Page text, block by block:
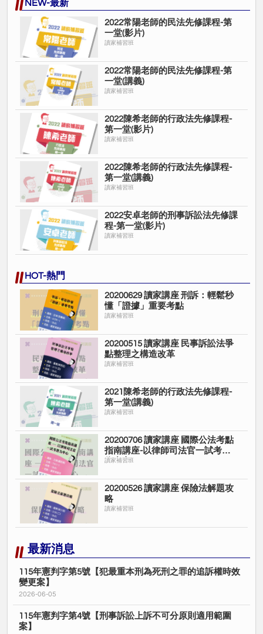
NEW-最新
2022常陽老師的民法先修課程-第
一堂(影片)
讀家補習班
2022常陽老師的民法先修課程-第
一堂(講義)
讀家補習班
2022陳希老師的行政法先修課程-
第一堂(影片)
讀家補習班
2022陳希老師的行政法先修課程-
第一堂(講義)
讀家補習班
2022安卓老師的刑事訴訟法先修課
程-第一堂(影片)
讀家補習班
HOT-熱門
20200629 讀家講座 刑訴：輕鬆秒
懂「證據」重要考點
讀家補習班
20200515 讀家講座 民事訴訟法爭
點整理之構造改革
讀家補習班
2021陳希老師的行政法先修課程-
第一堂(講義)
讀家補習班
20200706 讀家講座 國際公法考點
指南講座-以律師司法官一試考題
為中心
讀家補習班
20200526 讀家講座 保險法解題攻
略
讀家補習班
最新消息
115年憲判字第5號【犯最重本刑為死刑之罪的追訴權時效
變更案】
2026-06-05
115年憲判字第4號【刑事訴訟上訴不可分原則適用範圍
案】